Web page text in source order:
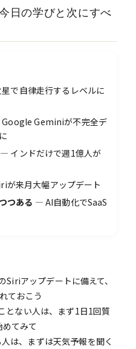
日の学びと次にすべ
で自律走行するレベルに
Geminiが不完全デ
― インドだけで週1億人が
が来月大幅アップデート
つある ― AI自動化でSaaS
アップデートに備えて、
ておこう
とない人は、まず1日1回質
てみて
は、まずは天気予報を聞く